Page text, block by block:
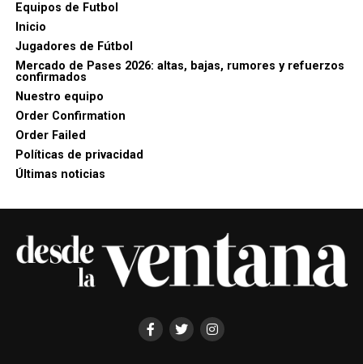
Equipos de Futbol
Inicio
Jugadores de Fútbol
Mercado de Pases 2026: altas, bajas, rumores y refuerzos
confirmados
Nuestro equipo
Order Confirmation
Order Failed
Políticas de privacidad
Últimas noticias